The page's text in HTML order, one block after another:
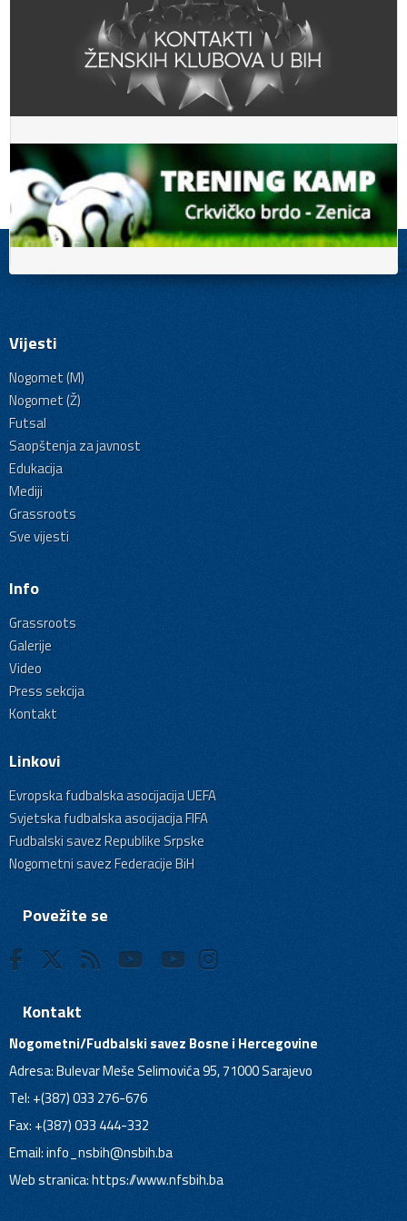
Vijesti
Nogomet (M)
Nogomet (Ž)
Futsal
Saopštenja za javnost
Edukacija
Mediji
Grassroots
Sve vijesti
Info
Grassroots
Galerije
Video
Press sekcija
Kontakt
Linkovi
Evropska fudbalska asocijacija UEFA
Svjetska fudbalska asocijacija FIFA
Fudbalski savez Republike Srpske
Nogometni savez Federacije BiH
Povežite se
Kontakt
Nogometni/Fudbalski savez Bosne i Hercegovine
Adresa: Bulevar Meše Selimovića 95, 71000 Sarajevo
Tel: +(387) 033 276-676
Fax: +(387) 033 444-332
Email:info_nsbih@nsbih.ba
Web stranica: https://www.nfsbih.ba